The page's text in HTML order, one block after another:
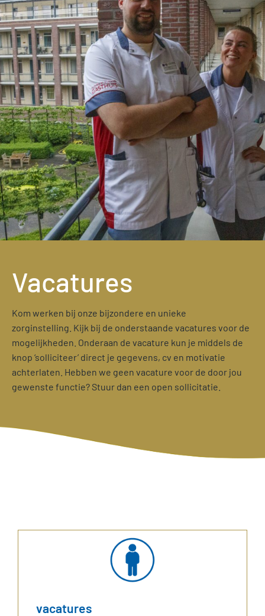
Vacatures
Kom werken bij onze bijzondere en unieke
zorginstelling. Kijk bij de onderstaande vacatures voor de
mogelijkheden. Onderaan de vacature kun je middels de
knop ‘solliciteer’ direct je gegevens, cv en motivatie
achterlaten. Hebben we geen vacature voor de door jou
gewenste functie? Stuur dan een open sollicitatie.
vacatures